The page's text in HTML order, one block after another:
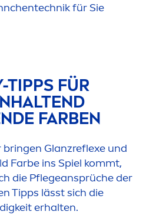
für Sie
-TIPPS FÜR
FARBEN
Glanzreflexe und
Farbe ins Spiel kommt,
die Pflegeansprüche der
Tipps lässt sich die
erhalten.